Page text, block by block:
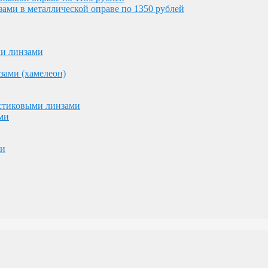
линзами
и 7000 рублей
в металлической оправе по 1350 рублей
линзами
(хамелеон)
линзами